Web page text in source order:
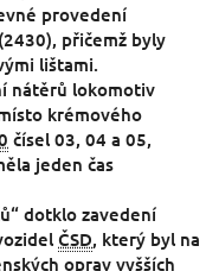
provedení
přičemž byly
lištami.
nátěrů lokomotiv
krémového
čísel 03, 04 a 05,
jeden čas
dotklo zavedení
ČSD, který byl na
oprav vyšších